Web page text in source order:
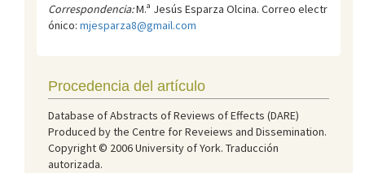
Correspondencia:M.ª Jesús Esparza Olcina. Correo electr
ónico: mjesparza8@gmail.com
Procedencia del artículo
Database of Abstracts of Reviews of Effects (DARE)
Produced by the Centre for Reveiews and Dissemination.
Copyright © 2006 University of York. Traducción
autorizada.